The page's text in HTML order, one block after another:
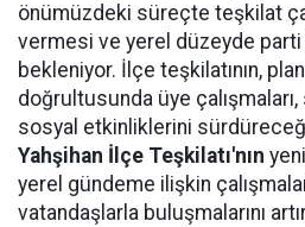
önümüzdeki süreçte teşkilat
vermesi ve yerel düzeyde parti
bekleniyor. İlçe teşkilatının,
doğrultusunda üye
sosyal etkinliklerini
Yahşihan İlçe Teşkilatı'nın
yerel gündeme ilişkin
vatandaşlarla buluşmalarını